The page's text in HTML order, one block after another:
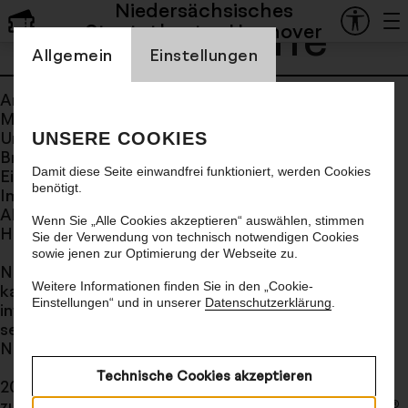
Einstellung Cookienbanner
Allgemein
Einstellungen
UNSERE COOKIES
Damit diese Seite einwandfrei funktioniert, werden Cookies
benötigt.
Wenn Sie „Alle Cookies akzeptieren“ auswählen, stimmen
Sie der Verwendung von technisch notwendigen Cookies
sowie jenen zur Optimierung der Webseite zu.
Weitere Informationen finden Sie in den „Cookie-
Einstellungen“ und in unserer Datenschutzerklärung
Technische Cookies akzeptieren
Niedersächsisches
Staatstheater Hannover
Angela Jaffé
Angela Jaffé, in Berlin geboren, wuchs in einer
Musikerfamilie auf. Sie studierte Violine an der
Universität der Künste Berlin bei Prof. Thomas
Brandis und an der Hochschule für Musik „Hanns
Eisler“ Berlin bei Prof. Werner Scholz. Wichtige
Impulse erhielt sie auch durch die Arbeit mit
Abraham Jaffé, Rainer Kussmaul, Zachar Bron,
Herrmann Krebbers und Dorothy Delay.
Nach einer regen solistischen und
kammermusikalischen Konzerttätigkeit und einer
intensiven Zeit als Violinpädagogin ist Angela Jaffé
seit 2007 Mitglied der 1. Violinen des
Niedersächsischen Staatsorchesters Hannover.
2007 begann sie berufsbegleitend die Ausbildung